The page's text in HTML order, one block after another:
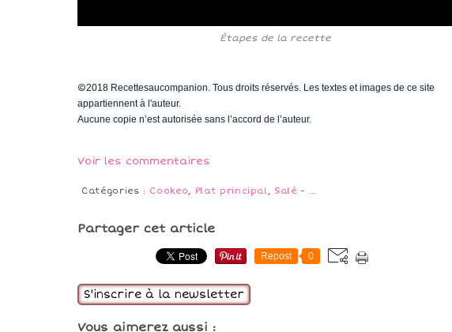
Étapes de la recette
©2018 Recettesaucompanion. Tous droits réservés. Les textes et images de ce site
appartiennent à l'auteur.
Aucune copie n’est autorisée sans l’accord de l’auteur.
Voir les commentaires
Catégories : Cookeo, Plat principal, Salé - …
Partager cet article
Repost 0
S'inscrire à la newsletter
Vous aimerez aussi :